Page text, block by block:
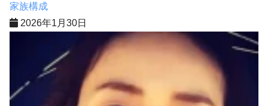
家族構成
2026年1月30日